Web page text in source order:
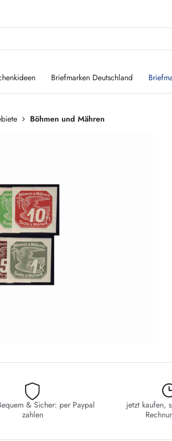
Briefmarken Deutschland
Böhmen und Mähren
& Sicher: per Paypal
zahlen
jetzt kaufen,